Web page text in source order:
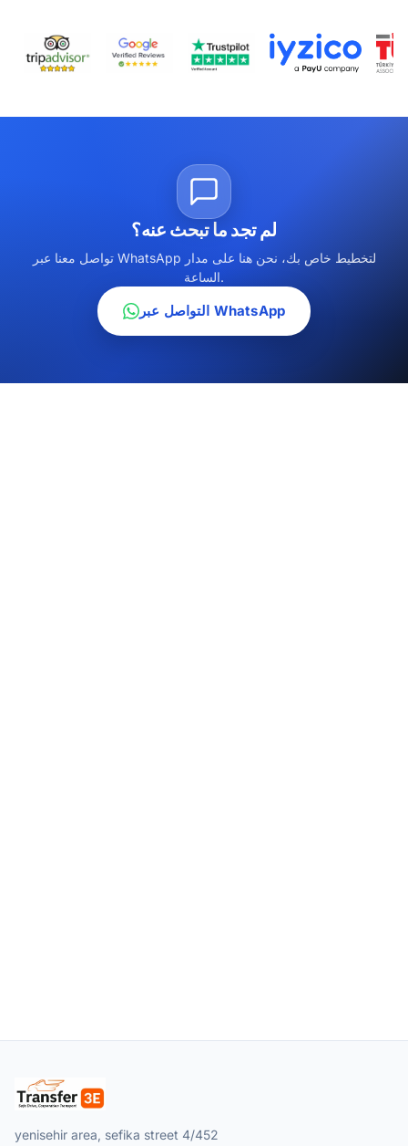
لم تجد ما تبحث عنه؟
تواصل معنا عبر WhatsApp لتخطيط خاص بك، نحن هنا على مدار
الساعة.
التواصل عبر WhatsApp
yenisehir area, sefika street 4/452